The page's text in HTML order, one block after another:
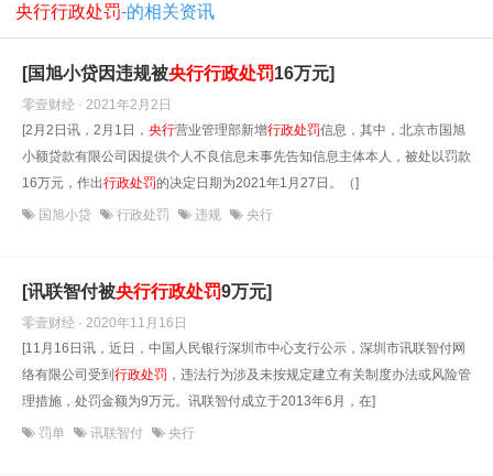
央行行政处罚-的相关资讯
[国旭小贷因违规被央行行政处罚16万元]
零壹财经 · 2021年2月2日
[2月2日讯，2月1日， 央行营业管理部新增行政处罚信息，其中，北京市国旭
小额贷款有限公司因提供个人不良信息未事先告知信息主体本人，被处以罚款
16万元，作出行政处罚的决定日期为2021年1月27日。（]
国旭小贷 行政处罚 违规 央行
[讯联智付被央行行政处罚9万元]
零壹财经 · 2020年11月16日
[11月16日讯，近日，中国人民银行深圳市中心支行公示，深圳市讯联智付网
络有限公司受到行政处罚 ，违法行为涉及未按规定建立有关制度办法或风险管
理措施，处罚金额为9万元。讯联智付成立于2013年6月，在]
罚单 讯联智付 央行